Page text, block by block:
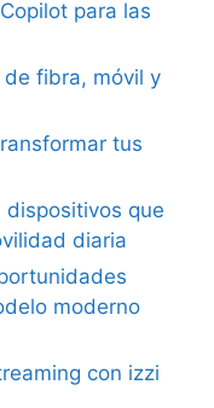
para las
fibra, móvil y
tus
dispositivos que
diaria
moderno
con izzi